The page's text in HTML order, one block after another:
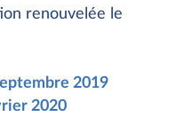
renouvelée le
2019
2020